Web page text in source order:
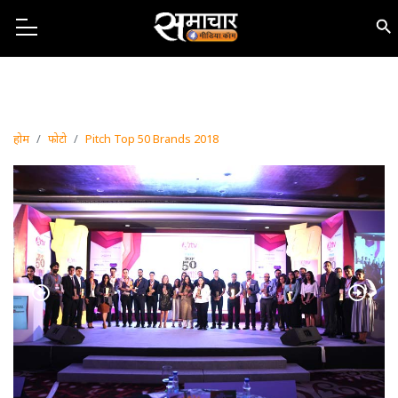
होम फोटो Pitch Top 50 Brands 2018
Previous Next